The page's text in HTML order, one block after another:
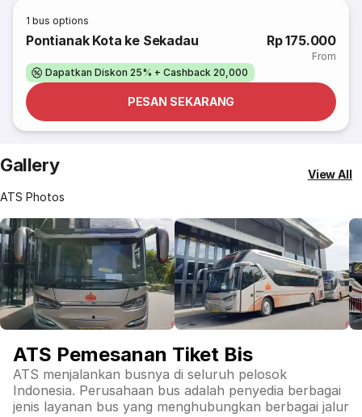
1 bus options
Pontianak Kota ke Sekadau Rp 175.000
From
Dapatkan Diskon 25% + Cashback 20,000
PESAN SEKARANG
Gallery
ATS Photos
View All
ATS Pemesanan Tiket Bis
ATS menjalankan busnya di seluruh pelosok
Indonesia. Perusahaan bus adalah penyedia berbagai
jenis layanan bus yang menghubungkan berbagai jalur